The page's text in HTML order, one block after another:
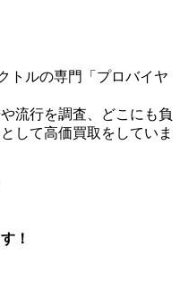
トルの専門「プロバイヤ
流行を調査、どこにも負
して高価買取をしていま
！